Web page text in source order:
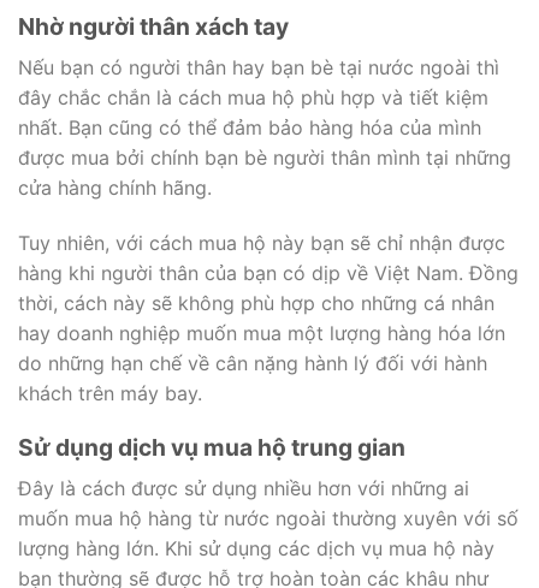
Nhờ người thân xách tay
Nếu bạn có người thân hay bạn bè tại nước ngoài thì
đây chắc chắn là cách mua hộ phù hợp và tiết kiệm
nhất. Bạn cũng có thể đảm bảo hàng hóa của mình
được mua bởi chính bạn bè người thân mình tại những
cửa hàng chính hãng.
Tuy nhiên, với cách mua hộ này bạn sẽ chỉ nhận được
hàng khi người thân của bạn có dịp về Việt Nam. Đồng
thời, cách này sẽ không phù hợp cho những cá nhân
hay doanh nghiệp muốn mua một lượng hàng hóa lớn
do những hạn chế về cân nặng hành lý đối với hành
khách trên máy bay.
Sử dụng dịch vụ mua hộ trung gian
Đây là cách được sử dụng nhiều hơn với những ai
muốn mua hộ hàng từ nước ngoài thường xuyên với số
lượng hàng lớn. Khi sử dụng các dịch vụ mua hộ này
bạn thường sẽ được hỗ trợ hoàn toàn các khâu như